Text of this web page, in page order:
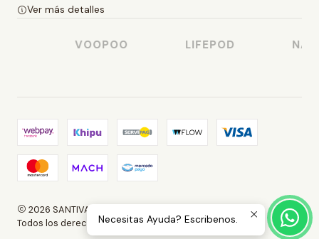
Ver más detalles
VOOPOO LIFEPOD
2026 SANTIVAPE.
Todos los derechos reservados.Necesitas Ayuda? Escribenos.